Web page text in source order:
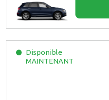
Disponible
MAINTENANT